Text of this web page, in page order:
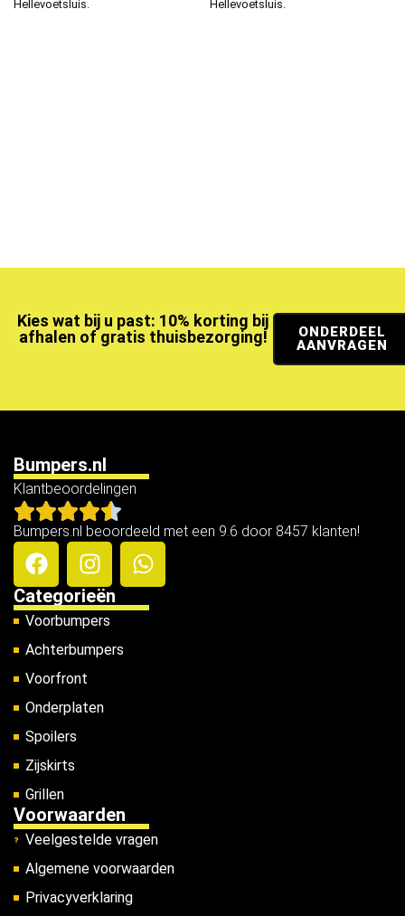
Hellevoetsluis.
Hellevoetsluis.
Kies wat bij u past: 10% korting bij
afhalen of gratis thuisbezorging!
ONDERDEEL
AANVRAGEN
Bumpers.nl
Klantbeoordelingen
Bumpers.nl beoordeeld met een 9.6 door 8457 klanten!
Categorieën
Voorbumpers
Achterbumpers
Voorfront
Onderplaten
Spoilers
Zijskirts
Grillen
Voorwaarden
Veelgestelde vragen
Algemene voorwaarden
Privacyverklaring